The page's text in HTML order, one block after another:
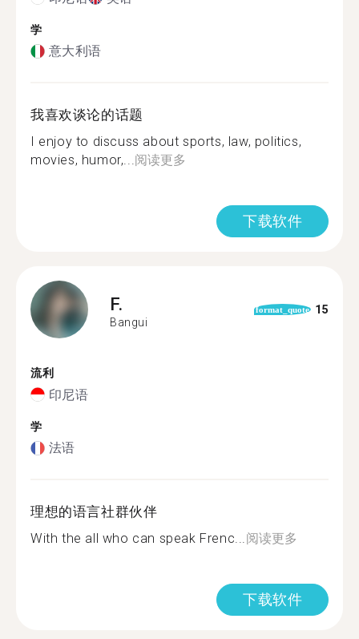
学
意大利语
我喜欢谈论的话题
I enjoy to discuss about sports, law, politics,
movies, humor,...阅读更多
下载软件
F.
Bangui
format_quote 15
流利
印尼语
学
法语
理想的语言社群伙伴
With the all who can speak Frenc...阅读更多
下载软件